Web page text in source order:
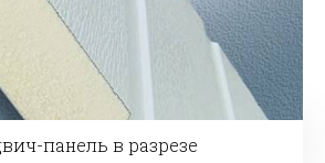
панель в разрезе